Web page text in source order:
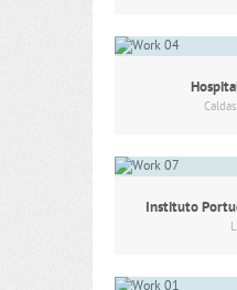
Instituto